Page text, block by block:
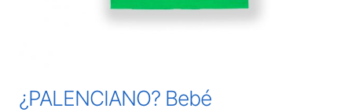
¿PALENCIANO? Bebé